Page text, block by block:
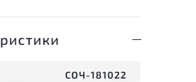
СОЧ-181022